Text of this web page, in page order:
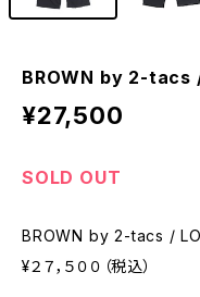
BROWN by 2-tacs /
¥27,500
SOLD OUT
BROWN by 2-tacs /
¥２７，５００（税込）